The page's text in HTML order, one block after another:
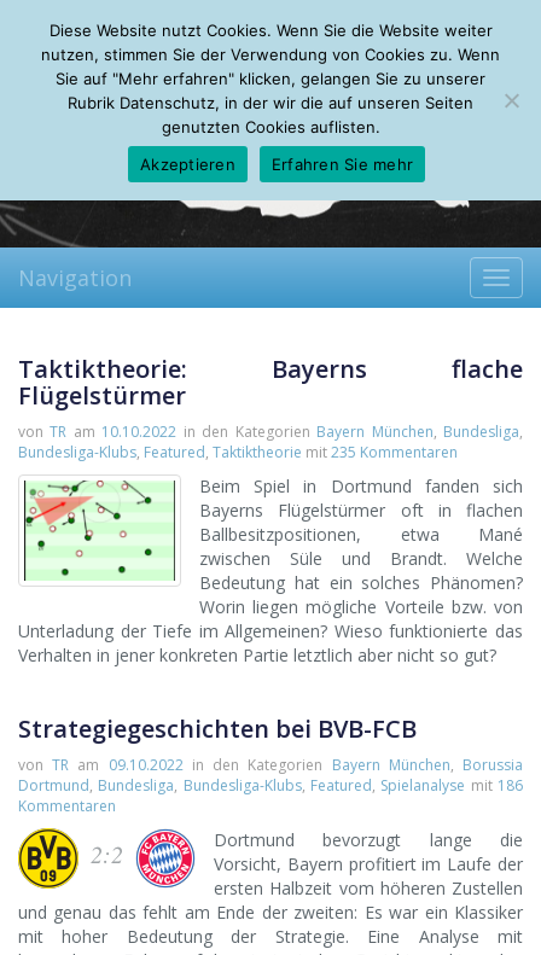
Friday, 07.08.2026
Mein Account
About Autoren Leseempfehlungen FAQ
Navigation
Taktiktheorie: Bayerns flache
Flügelstürmer
vonTR am 10.10.2022 in den Kategorien Bayern München, Bundesliga,
Bundesliga-Klubs, Featured, Taktiktheorie mit235 Kommentaren
Beim Spiel in Dortmund fanden sich
Bayerns Flügelstürmer oft in flachen
Ballbesitzpositionen, etwa Mané
zwischen Süle und Brandt. Welche
Bedeutung hat ein solches Phänomen?
Worin liegen mögliche Vorteile bzw. von
Unterladung der Tiefe im Allgemeinen? Wieso funktionierte das
Verhalten in jener konkreten Partie letztlich aber nicht so gut?
Strategiegeschichten bei BVB-FCB
vonTR am 09.10.2022in den Kategorien Bayern München, Borussia
Dortmund, Bundesliga, Bundesliga-Klubs, Featured, Spielanalyse mit 186
Kommentaren
2:2
Dortmund bevorzugt lange die
Vorsicht, Bayern profitiert im Laufe der
ersten Halbzeit vom höheren Zustellen
und genau das fehlt am Ende der zweiten: Es war ein Klassiker
mit hoher Bedeutung der Strategie. Eine Analyse mit
Diese Website nutzt Cookies. Wenn Sie die Website weiter
nutzen, stimmen Sie der Verwendung von Cookies zu. Wenn
Sie auf "Mehr erfahren" klicken, gelangen Sie zu unserer
Rubrik Datenschutz, in der wir die auf unseren Seiten
genutzten Cookies auflisten.
Akzeptieren
Erfahren Sie mehr